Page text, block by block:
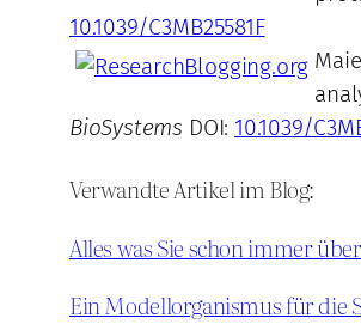
10.1039/C3MB25581F
BioSystems DOI: 10.1039/
Verwandte Artikel im Blog:
Alles was Sie schon immer
Ein Modellorganismus für die